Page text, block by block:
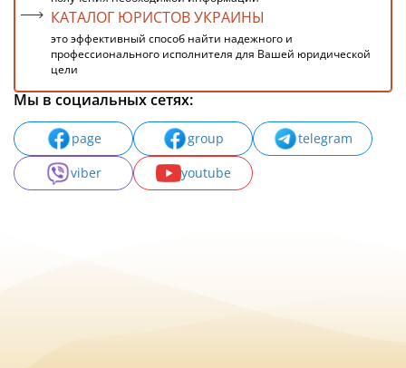
КАТАЛОГ ЮРИСТОВ УКРАИНЫ
это эффективный способ найти надежного и
профессионального исполнителя для Вашей юридической
цели
Мы в социальных сетях:
page group
telegram
viber
youtube